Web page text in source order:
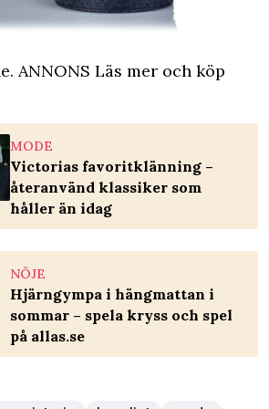
ANNONS Läs mer och köp
MODE
Victorias favoritklänning –
återanvänd klassiker som
håller än idag
NÖJE
Hjärngympa i hängmattan i
sommar – spela kryss och spel
på allas.se